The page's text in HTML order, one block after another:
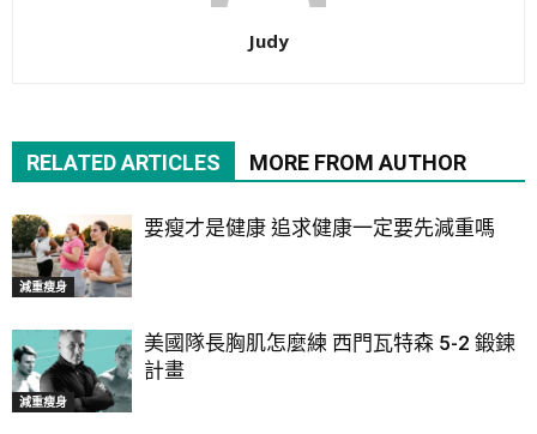
Judy
RELATED ARTICLES MORE FROM AUTHOR
減重瘦身
要瘦才是健康 追求健康一定要先減重嗎
減重瘦身
美國隊長胸肌怎麼練 西門瓦特森 5-2 鍛鍊
計畫